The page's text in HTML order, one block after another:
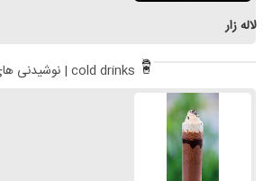
لاله زار
نوشیدنی های سرد | cold drinks